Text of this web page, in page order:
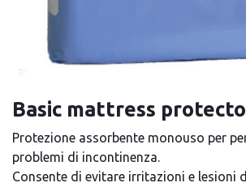
Basic mattress
Protezione assorbente monouso per
problemi di incontinenza.
Consente di evitare irritazioni e lesioni